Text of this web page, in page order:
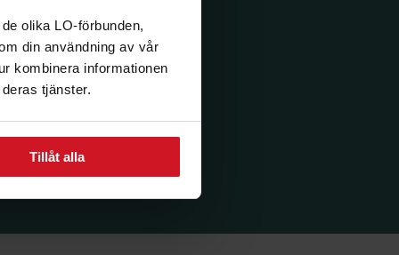
olika LO-förbunden,
din användning av vår
kombinera informationen
tjänster.
Tillåt alla